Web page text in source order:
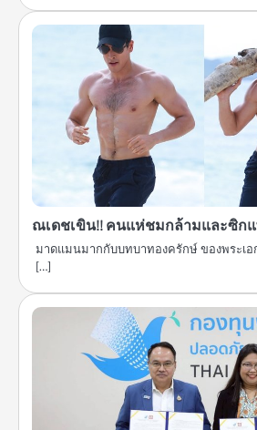
ณเดชเขิน!! คนแห่ชมกล้ามและซิก
มาดแมนมากกับบทบาทองครักษ์ ของพระเ
[…]